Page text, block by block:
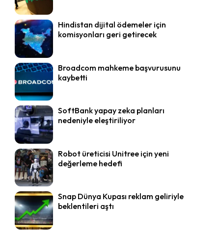
Hindistan dijital ödemeler için
komisyonları geri getirecek
Broadcom mahkeme başvurusunu
kaybetti
SoftBank yapay zeka planları
nedeniyle eleştiriliyor
Robot üreticisi Unitree için yeni
değerleme hedefi
Snap Dünya Kupası reklam geliriyle
beklentileri aştı